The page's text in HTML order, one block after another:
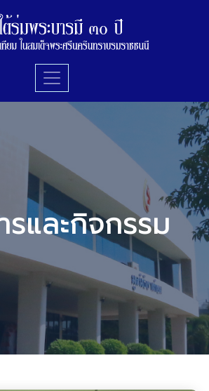
รและกิจกรรม